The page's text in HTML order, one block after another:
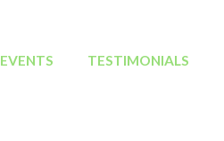
EVENTS TESTIMONIALS